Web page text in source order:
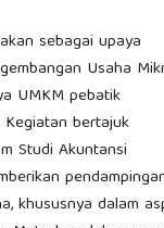
sebagai upaya
Usaha
UMKM pebatik
bertajuk
Studi Akuntansi
khususnya dalam